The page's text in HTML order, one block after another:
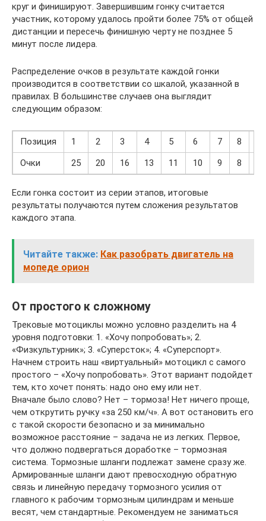
круг и финишируют. Завершившим гонку считается
участник, которому удалось пройти более 75% от общей
дистанции и пересечь финишную черту не позднее 5
минут после лидера.
Распределение очков в результате каждой гонки
производится в соответствии со шкалой, указанной в
правилах. В большинстве случаев она выглядит
следующим образом:
Позиция 1 2 3 4 5 6 7 8
Очки
25 20 16 13 11 10 9 8
Если гонка состоит из серии этапов, итоговые
результаты получаются путем сложения результатов
каждого этапа.
Читайте также: Как разобрать двигатель на
мопеде орион
От простого к сложному
Трековые мотоциклы можно условно разделить на 4
уровня подготовки: 1. «Хочу попробовать»; 2.
«Физкультурник»; 3. «Суперсток»; 4. «Суперспорт».
Начнем строить наш «виртуальный» мотоцикл с самого
простого – «Хочу попробовать». Этот вариант подойдет
тем, кто хочет понять: надо оно ему или нет.
Вначале было слово? Нет – тормоза! Нет ничего проще,
чем открутить ручку «за 250 км/ч». А вот остановить его
с такой скорости безопасно и за минимально
возможное расстояние – задача не из легких. Первое,
что должно подвергаться доработке – тормозная
система. Тормозные шланги подлежат замене сразу же.
Армированные шланги дают превосходную обратную
связь и линейную передачу тормозного усилия от
главного к рабочим тормозным цилиндрам и меньше
весят, чем стандартные. Рекомендуем не заниматься